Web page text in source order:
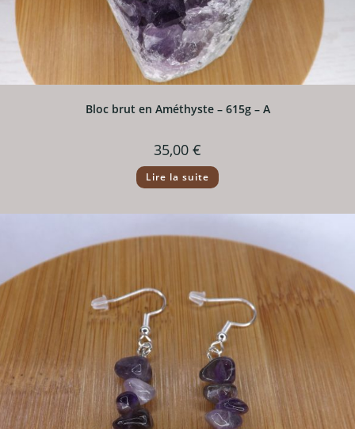
Bloc brut en Améthyste – 615g – A
35,00 €
Lire la suite